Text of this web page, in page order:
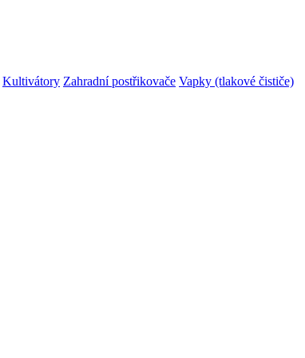
Kultivátory Zahradní postřikovače Vapky (tlakové čističe)